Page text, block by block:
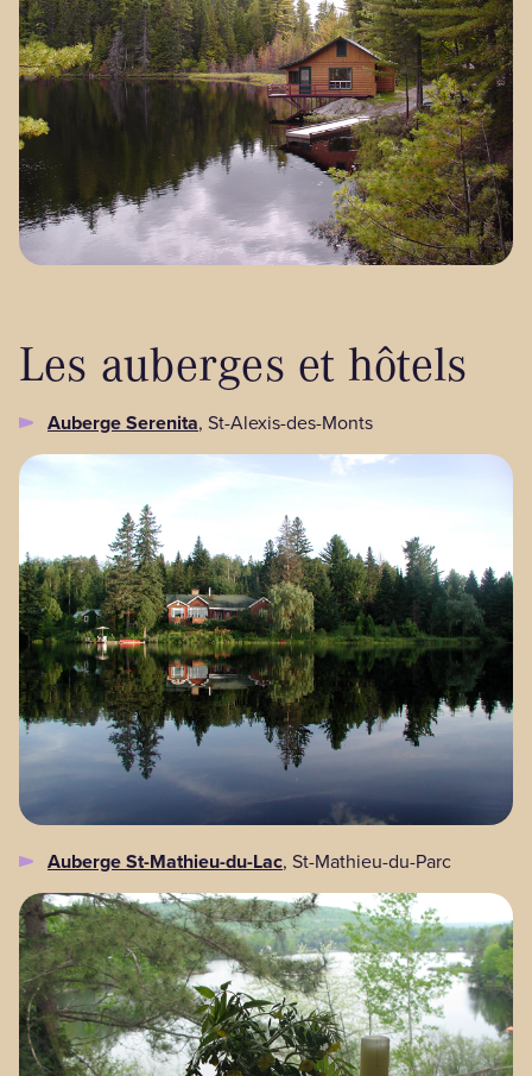
Les auberges et hôtels
Auberge Serenita, St-Alexis-des-Monts
Auberge St-Mathieu-du-Lac, St-Mathieu-du-Parc